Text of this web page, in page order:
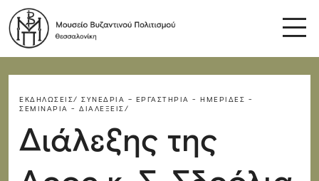
ΕΚΔΗΛΏΣΕΙΣ/ ΣΥΝΈΔΡΙΑ – ΕΡΓΑΣΤΉΡΙΑ - ΗΜΕΡΊΔΕΣ -
ΣΕΜΙΝΆΡΙΑ - ΔΙΑΛΈΞΕΙΣ/
Διάλεξης της